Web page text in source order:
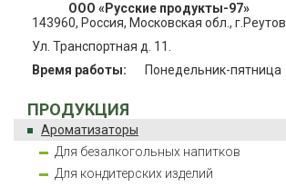
ПРОДУКЦИЯ
Ароматизаторы
Для безалкогольных напитков
Для кондитерских изделий
ООО «Русские продукты-97»
143960, Россия, Московская обл., г.Реутов
Ул. Транспортная д. 11.
Время работы:
Понедельник-пятница